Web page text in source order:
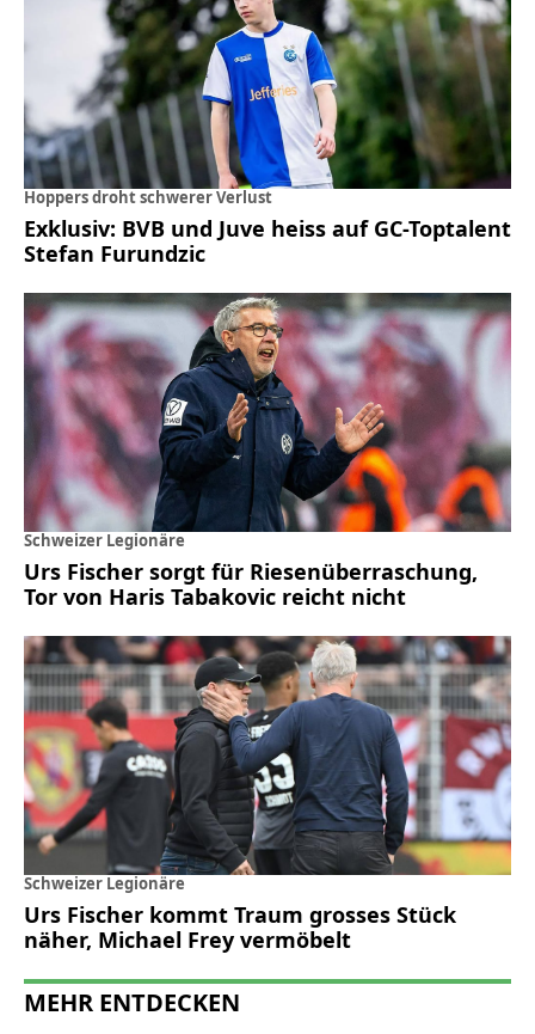
Hoppers droht schwerer Verlust
Exklusiv: BVB und Juve heiss auf GC-Toptalent
Stefan Furundzic
Schweizer Legionäre
Urs Fischer sorgt für Riesenüberraschung,
Tor von Haris Tabakovic reicht nicht
Schweizer Legionäre
Urs Fischer kommt Traum grosses Stück
näher, Michael Frey vermöbelt
MEHR ENTDECKEN